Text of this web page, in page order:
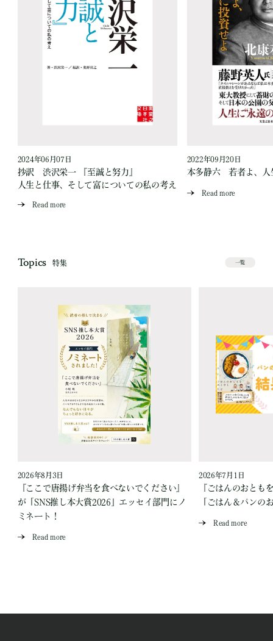
2024年06月07日
抄訳 渋沢栄一 『至誠と努力』
人生と仕事、そして富についての私の考え
Read more
2022年09月20日
本多静六 若者よ、人
Read more
Topics 特集 一覧
2026年8月3日
『ここで唐揚げ弁当を食べないでください』
が「SNS推し本大賞2026」エッセイ部門にノ
ミネート！
Read more
2026年7月1日
『ごはんのおとも
「ごはん＆パンの
Read more